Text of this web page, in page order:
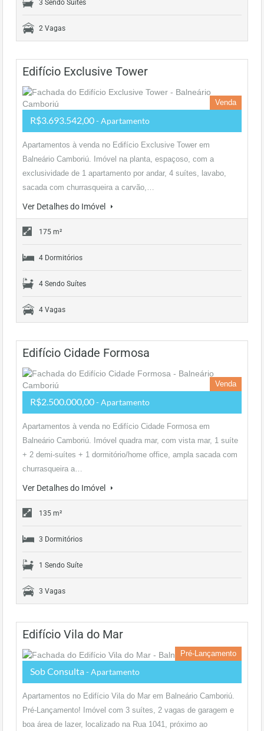
3 Sendo Suítes
2 Vagas
Edifício Exclusive Tower
Venda
R$3.693.542,00- Apartamento
Apartamentos à venda no Edifício Exclusive Tower em
Balneário Camboriú. Imóvel na planta, espaçoso, com a
exclusividade de 1 apartamento por andar, 4 suítes, lavabo,
sacada com churrasqueira a carvão,…
Ver Detalhes do Imóvel
175 m²
4 Dormitórios
4 Sendo Suítes
4 Vagas
Edifício Cidade Formosa
Venda
R$2.500.000,00- Apartamento
Apartamentos à venda no Edifício Cidade Formosa em
Balneário Camboriú. Imóvel quadra mar, com vista mar, 1 suíte
+ 2 demi-suítes + 1 dormitório/home office, ampla sacada com
churrasqueira a…
Ver Detalhes do Imóvel
135 m²
3 Dormitórios
1 Sendo Suíte
3 Vagas
Edifício Vila do Mar
Pré-Lançamento
Sob Consulta - Apartamento
Apartamentos no Edifício Vila do Mar em Balneário Camboriú.
Pré-Lançamento! Imóvel com 3 suítes, 2 vagas de garagem e
boa área de lazer, localizado na Rua 1041, próximo ao